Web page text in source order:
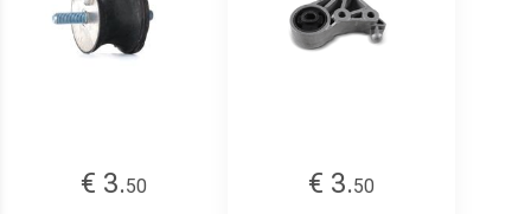
€ 3.50 € 3.50